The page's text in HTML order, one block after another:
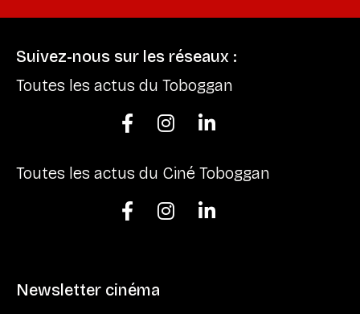
Suivez-nous sur les réseaux :
Toutes les actus du Toboggan

 
Toutes les actus du Ciné Toboggan

 
Newsletter cinéma